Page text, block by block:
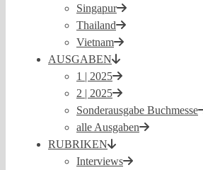
Singapur
Thailand
Vietnam
AUSGABEN
1 | 2025
2 | 2025
Sonderausgabe Buchmesse
alle Ausgaben
RUBRIKEN
Interviews